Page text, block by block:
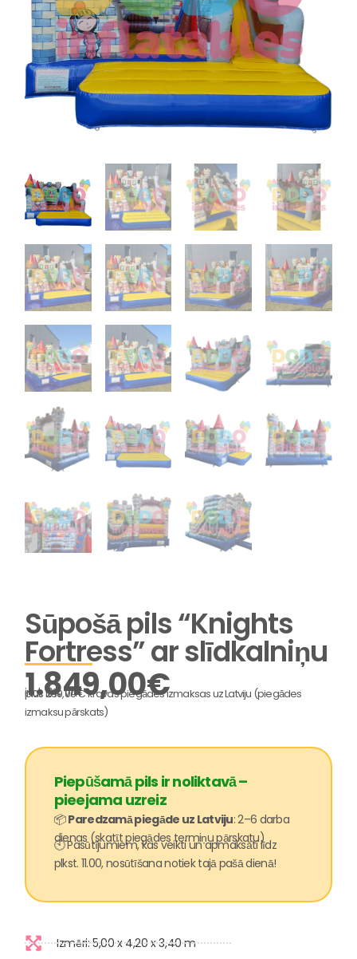
Sūpošā pils “Knights
Fortress” ar slīdkalniņu
1.849,00€
incl. 19% VAT
plus 239,00 € kravas piegādes izmaksas uz Latviju (piegādes
izmaksu pārskats)
Piepūšamā pils ir noliktavā –
pieejama uzreiz
📦Paredzamā piegāde uz Latviju: 2–6 darba
dienas (skatīt piegādes termiņu pārskatu)
🕙 Pasūtījumiem, kas veikti un apmaksāti līdz
plkst. 11.00, nosūtīšana notiek tajā pašā dienā!
Izmēri: 5,00 x 4,20 x 3,40 m